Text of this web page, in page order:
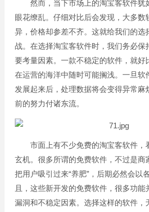
然而，当下市场上的淘宝客软件犹
眼花缭乱。仔细对比后会发现，大多数
异，价格却参差不齐。这就给我们的选
战。在选择淘宝客软件时，我们务必保
要考量因素。一款不稳定的软件，就好
在运营的海洋中随时可能搁浅。一旦软
发展起来后，处理数据将会变得异常麻
前的努力付诸东流。
市面上有不少免费的淘宝客软件，
玄机。很多所谓的免费软件，不过是商
把用户吸引过来“养肥”，后期必然会以
且，这些新开发的免费软件，很多功能
漏洞和不稳定因素。选择这样的软件，